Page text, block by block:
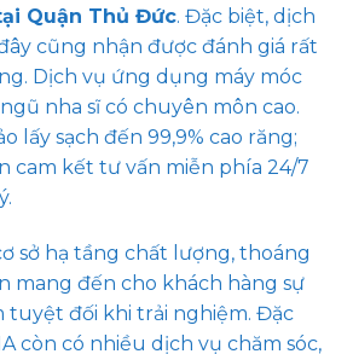
Quận Thủ Đức. Đặc biệt, dịch
cũng nhận được đánh giá rất
Dịch vụ ứng dụng máy móc
nha sĩ có chuyên môn cao.
lấy sạch đến 99,9% cao răng;
cam kết tư vấn miễn phía 24/7
sở hạ tầng chất lượng, thoáng
mang đến cho khách hàng sự
tuyệt đối khi trải nghiệm. Đặc
còn có nhiều dịch vụ chăm sóc,